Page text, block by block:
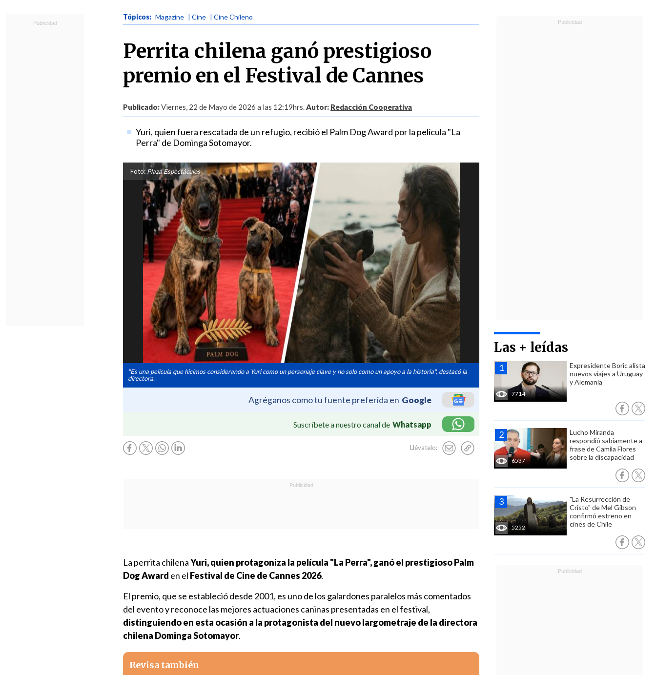
Tópicos: Magazine | Cine | Cine Chileno
Perrita chilena ganó prestigioso
premio en el Festival de Cannes
Publicado:Viernes, 22 de Mayo de 2026 a las 12:19hrs.Autor: Redacción Cooperativa
Yuri, quien fuera rescatada de un refugio, recibió el Palm Dog Award por la película "La
Perra" de Dominga Sotomayor.
Foto: Plaza Espectáculos
"Es una película que hicimos considerando a Yuri como un personaje clave y no solo como un apoyo a la historia", destacó la
directora.
Agréganos como tu fuente preferida en Google
Suscríbete a nuestro canal de Whatsapp
Llévatelo:
Las + leídas
7714
Expresidente Boric alista
nuevos viajes a Uruguay
y Alemania
6537
Lucho Miranda
respondió sabiamente a
frase de Camila Flores
sobre la discapacidad
5252
"La Resurrección de
Cristo" de Mel Gibson
confirmó estreno en
cines de Chile
La perrita chilenaYuri, quien protagoniza la película "La Perra", ganó el prestigioso Palm
Dog Award en el Festival de Cine de Cannes 2026.
El premio, que se estableció desde 2001, es uno de los galardones paralelos más comentados
del evento y reconoce las mejores actuaciones caninas presentadas en el festival,
distinguiendo en esta ocasión a la protagonista del nuevo largometraje de la directora
chilena Dominga Sotomayor.
Revisa también